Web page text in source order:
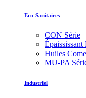
Eco-Sanitaires
CON Série
Huiles
MU-PA
Industriel